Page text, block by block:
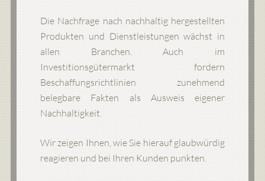
Die Nachfrage nach nachhaltig hergestellten
Produkten und Dienstleistungen wächst in
allen Branchen. Auch im
Investitionsgütermarkt fordern
Beschaffungsrichtlinien zunehmend
belegbare Fakten als Ausweis eigener
Nachhaltigkeit.
Wir zeigen Ihnen, wie Sie hierauf glaubwürdig
reagieren und bei Ihren Kunden punkten.